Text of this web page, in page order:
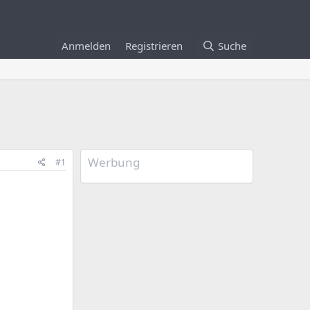
Anmelden Registrieren Suche
#1 Werbung